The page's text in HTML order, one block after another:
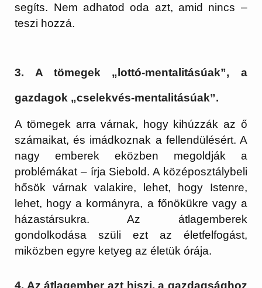
segíts. Nem adhatod oda azt, amid nincs –
teszi hozzá.
3. A tömegek „lottó-mentalitásúak”, a
gazdagok „cselekvés-mentalitásúak”.
A tömegek arra várnak, hogy kihúzzák az ő
számaikat, és imádkoznak a fellendülésért. A
nagy emberek eközben megoldják a
problémákat – írja Siebold. A középosztálybeli
hősök várnak valakire, lehet, hogy Istenre,
lehet, hogy a kormányra, a főnökükre vagy a
házastársukra. Az átlagemberek
gondolkodása szüli ezt az életfelfogást,
miközben egyre ketyeg az életük órája.
4. Az átlagember azt hiszi, a gazdagsághoz